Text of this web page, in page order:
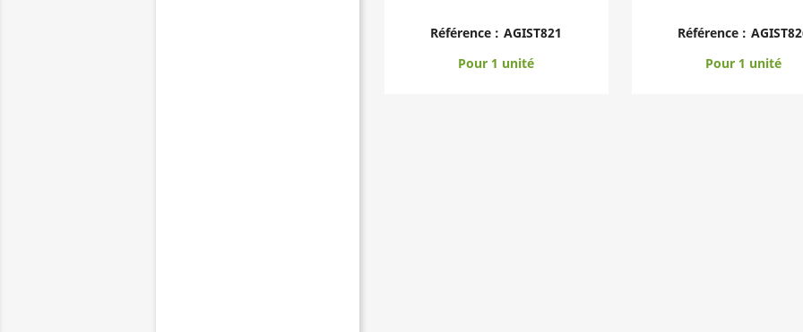
Référence : AGIST821
Pour 1 unité
Référence :
Pour 1 unité